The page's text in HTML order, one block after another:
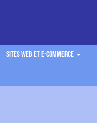
Sites Web et E-commerce